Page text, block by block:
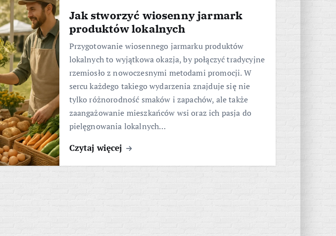
Jak stworzyć wiosenny jarmark
produktów lokalnych
Przygotowanie wiosennego jarmarku produktów
lokalnych to wyjątkowa okazja, by połączyć tradycyjne
rzemiosło z nowoczesnymi metodami promocji. W
sercu każdego takiego wydarzenia znajduje się nie
tylko różnorodność smaków i zapachów, ale także
zaangażowanie mieszkańców wsi oraz ich pasja do
pielęgnowania lokalnych…
Czytaj więcej